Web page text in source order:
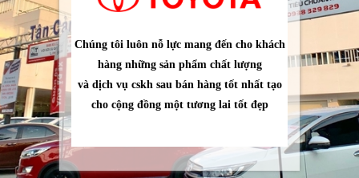
Chúng tôi luôn nỗ lực mang đến cho khách
hàng những sản phẩm chất lượng
và dịch vụ cskh sau bán hàng tốt nhất tạo
cho cộng đồng một tương lai tốt đẹp